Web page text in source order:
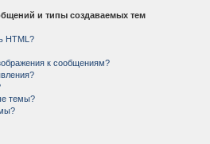
и типы создаваемых тем
HTML?
к сообщениям?
темы?